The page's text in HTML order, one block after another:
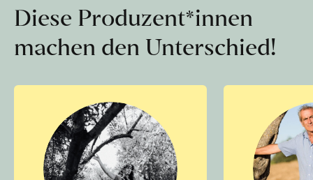
Diese Produzent*innen
machen den Unterschied!